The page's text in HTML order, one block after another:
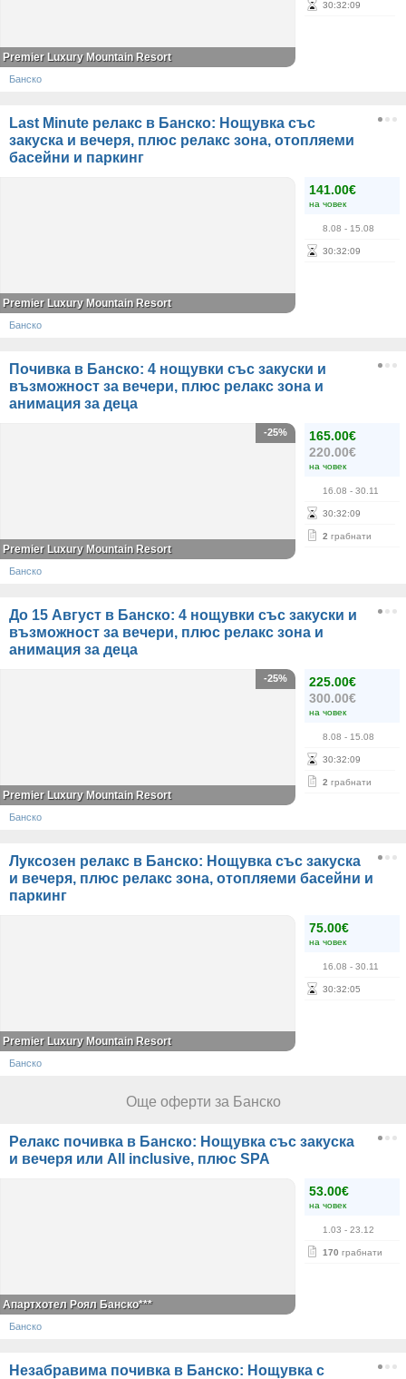
30:32:09
Premier Luxury Mountain Resort
Банско
Last Minute релакс в Банско: Нощувка със
закуска и вечеря, плюс релакс зона, отопляеми
басейни и паркинг
141.00€
на човек
8.08 - 15.08
30:32:09
Premier Luxury Mountain Resort
Банско
Почивка в Банско: 4 нощувки със закуски и
възможност за вечери, плюс релакс зона и
анимация за деца
165.00€
220.00€
на човек
16.08 - 30.11
30:32:09
2 грабнати
-25%
Premier Luxury Mountain Resort
Банско
До 15 Август в Банско: 4 нощувки със закуски и
възможност за вечери, плюс релакс зона и
анимация за деца
225.00€
300.00€
на човек
8.08 - 15.08
30:32:09
2 грабнати
-25%
Premier Luxury Mountain Resort
Банско
Луксозен релакс в Банско: Нощувка със закуска
и вечеря, плюс релакс зона, отопляеми басейни и
паркинг
75.00€
на човек
16.08 - 30.11
30:32:05
Premier Luxury Mountain Resort
Банско
Още оферти за Банско
Релакс почивка в Банско: Нощувка със закуска
и вечеря или All inclusive, плюс SPA
53.00€
на човек
1.03 - 23.12
170 грабнати
Апартхотел Роял Банско***
Банско
Незабравима почивка в Банско: Нощувка с